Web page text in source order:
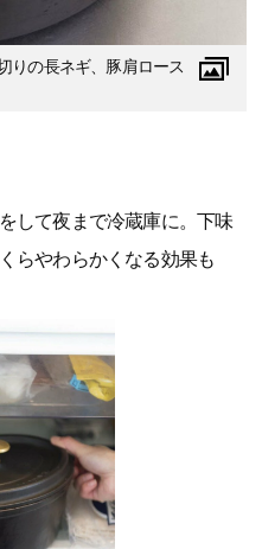
りの長ネギ、豚肩ロース
して夜まで冷蔵庫に。下味
らやわらかくなる効果も